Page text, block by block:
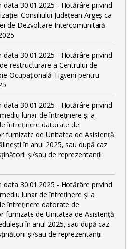
data 30.01.2025 - Hotărâre privind
Consiliului Județean Argeș ca
de Dezvoltare Intercomunitară
data 30.01.2025 - Hotărâre privind
restructurare a Centrului de
Ocupațională Tigveni pentru
data 30.01.2025 - Hotărâre privind
lunar de întreținere și a
întreținere datorate de
furnizate de Unitatea de Asistență
în anul 2025, sau după caz
și/sau de reprezentanții
data 30.01.2025 - Hotărâre privind
lunar de întreținere și a
întreținere datorate de
furnizate de Unitatea de Asistență
în anul 2025, sau după caz
și/sau de reprezentanții